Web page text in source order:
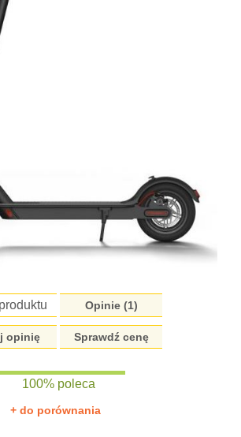
Opinie (1)
opinię Sprawdź cenę
100% poleca
+ do porównania